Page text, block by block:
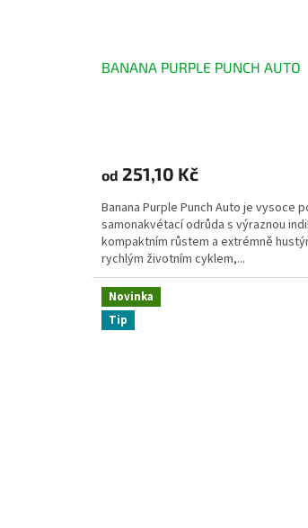
BANANA PURPLE PUNCH AUTO
od 251,10 Kč
Banana Purple Punch Auto je vysoce
samonakvétací odrůda s výraznou
kompaktním růstem a extrémně
rychlým životním cyklem,...
Novinka
Tip